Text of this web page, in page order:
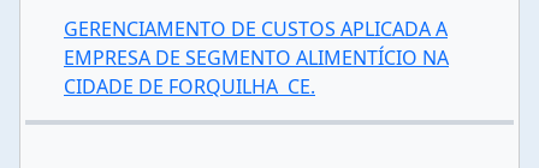
GERENCIAMENTO DE CUSTOS APLICADA A
EMPRESA DE SEGMENTO ALIMENTÍCIO NA
CIDADE DE FORQUILHA  CE.